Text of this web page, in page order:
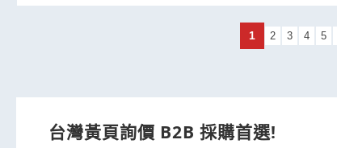
1 2 3 4 5
台灣黃頁詢價 B2B 採購首選!